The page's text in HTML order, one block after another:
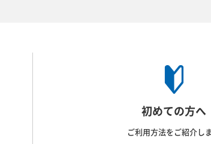
初めての方へ
ご利用方法をご紹介し